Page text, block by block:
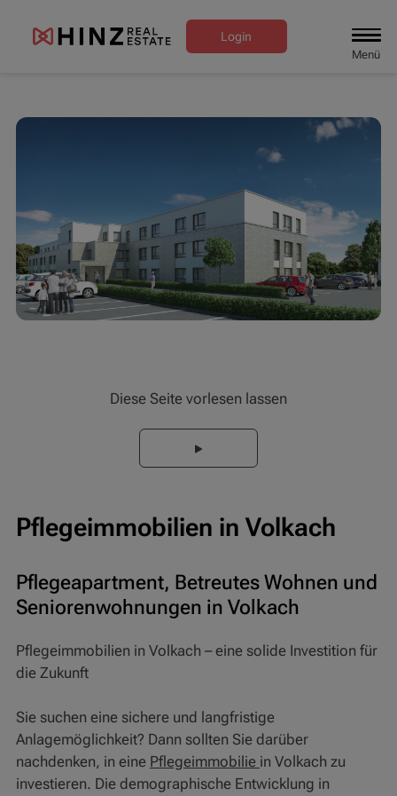
Login
Diese Seite vorlesen lassen
Pflegeimmobilien in Volkach
Pflegeapartment, Betreutes Wohnen und
Seniorenwohnungen in Volkach
Pflegeimmobilien in Volkach – eine solide Investition für
die Zukunft
Sie suchen eine sichere und langfristige
Anlagemöglichkeit? Dann sollten Sie darüber
nachdenken, in eine Pflegeimmobilie in Volkach zu
investieren. Die demographische Entwicklung in